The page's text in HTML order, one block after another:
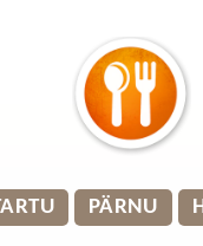
PÄRNU